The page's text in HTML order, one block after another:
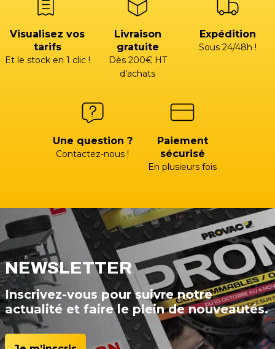
Visualisez vos
tarifs
Et le stock en 1 clic !
Livraison
gratuite
Dès 200€ HT
d’achats
Expédition
Sous 24/48h !
Une question ?
Contactez-nous !
Paiement
sécurisé
En plusieurs fois
NEWSLETTER
Inscrivez-vous pour suivre notre
actualité et faire le plein de nouveautés.